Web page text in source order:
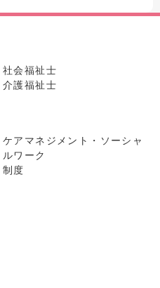
社会福祉士
介護福祉士
ケアマネジメント・ソーシャ
ルワーク
制度